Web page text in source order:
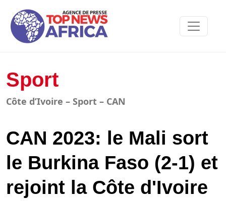
Sport
Côte d’Ivoire – Sport – CAN
CAN 2023: le Mali sort
le Burkina Faso (2-1) et
rejoint la Côte d'Ivoire